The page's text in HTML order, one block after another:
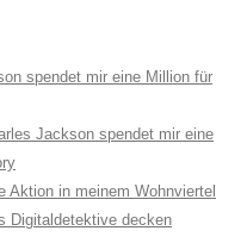
spendet mir eine Million für
Jackson spendet mir eine
Aktion in meinem Wohnviertel
Digitaldetektive decken